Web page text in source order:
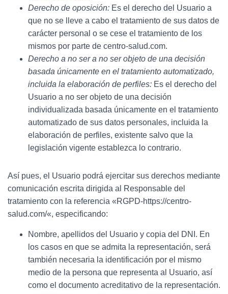
Derecho de oposición: Es el derecho del Usuario a
que no se lleve a cabo el tratamiento de sus datos de
carácter personal o se cese el tratamiento de los
mismos por parte de centro-salud.com.
Derecho a no ser a no ser objeto de una decisión
basada únicamente en el tratamiento automatizado,
incluida la elaboración de perfiles: Es el derecho del
Usuario a no ser objeto de una decisión
individualizada basada únicamente en el tratamiento
automatizado de sus datos personales, incluida la
elaboración de perfiles, existente salvo que la
legislación vigente establezca lo contrario.
Así pues, el Usuario podrá ejercitar sus derechos mediante
comunicación escrita dirigida al Responsable del
tratamiento con la referencia «RGPD-https://centro-
salud.com/«, especificando:
Nombre, apellidos del Usuario y copia del DNI. En
los casos en que se admita la representación, será
también necesaria la identificación por el mismo
medio de la persona que representa al Usuario, así
como el documento acreditativo de la representación.